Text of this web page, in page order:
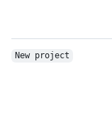
New project